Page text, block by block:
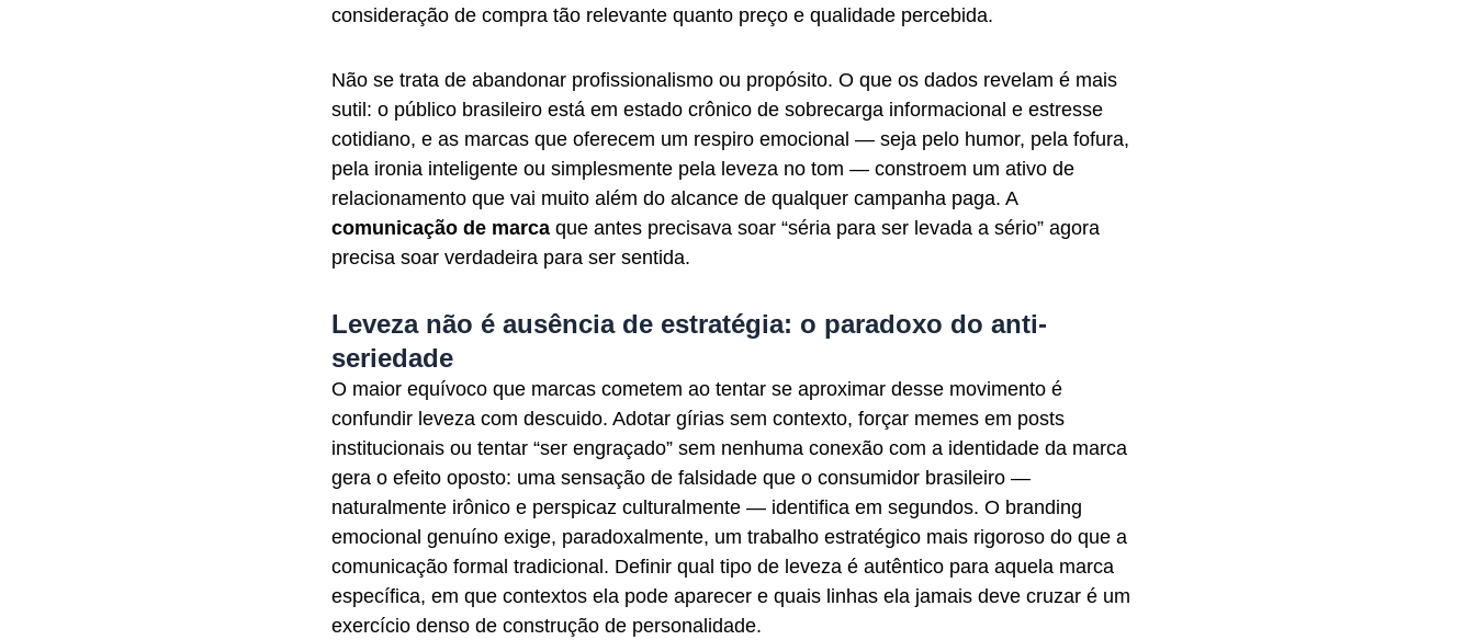
consideração de compra tão relevante quanto preço e qualidade percebida.
Não se trata de abandonar profissionalismo ou propósito. O que os dados revelam é mais
sutil: o público brasileiro está em estado crônico de sobrecarga informacional e estresse
cotidiano, e as marcas que oferecem um respiro emocional — seja pelo humor, pela fofura,
pela ironia inteligente ou simplesmente pela leveza no tom — constroem um ativo de
relacionamento que vai muito além do alcance de qualquer campanha paga. A
comunicação de marca que antes precisava soar “séria para ser levada a sério” agora
precisa soar verdadeira para ser sentida.
Leveza não é ausência de estratégia: o paradoxo do anti-
seriedade
O maior equívoco que marcas cometem ao tentar se aproximar desse movimento é
confundir leveza com descuido. Adotar gírias sem contexto, forçar memes em posts
institucionais ou tentar “ser engraçado” sem nenhuma conexão com a identidade da marca
gera o efeito oposto: uma sensação de falsidade que o consumidor brasileiro —
naturalmente irônico e perspicaz culturalmente — identifica em segundos. O branding
emocional genuíno exige, paradoxalmente, um trabalho estratégico mais rigoroso do que a
comunicação formal tradicional. Definir qual tipo de leveza é autêntico para aquela marca
específica, em que contextos ela pode aparecer e quais linhas ela jamais deve cruzar é um
exercício denso de construção de personalidade.